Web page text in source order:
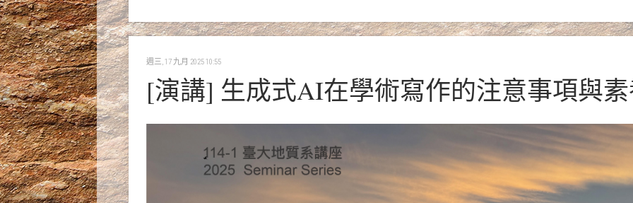
週三, 17 九月 2025 10:55
[演講] 生成式AI在學術寫作的注意事項與